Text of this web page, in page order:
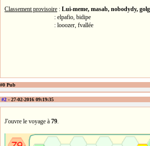
Classement provisoire : Lui-meme, masab, nobodydy,
: elpafio, bidipe
: looozer, fvallée
#0 Pub
#2 - 27-02-2016 09:19:35
J'ouvre le voyage à 79